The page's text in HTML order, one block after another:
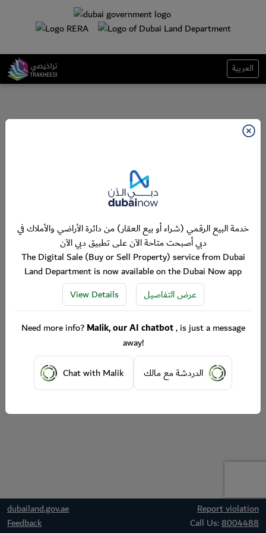
العربية
dubailand.gov.ae
Report violation
Feedback
Call Us:8004488
خدمة البيع الرقمي (شراء أو بيع العقار) من دائرة الأراضي والأملاك في
دبي أصبحت متاحة الآن على تطبيق دبي الآن
The Digital Sale (Buy or Sell Property) service from Dubai
Land Department is now available on the Dubai Now app
View Details
عرض التفاصيل
Need more info?Malik, our AI chatbot, is just a message
away!
Chat with Malik
الدردشة مع مالك